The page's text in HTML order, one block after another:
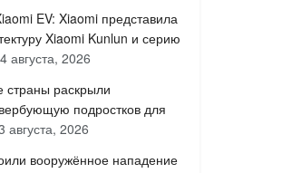
EV: Xiaomi представила
Xiaomi Kunlun и серию
4 августа, 2026
раскрыли
подростков для
августа, 2026
вооружённое нападение